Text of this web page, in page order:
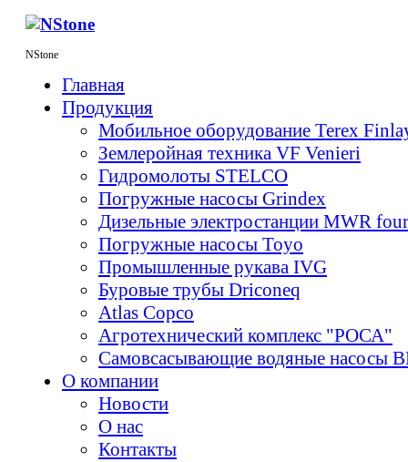
NStone
Главная
Продукция
Мобильное оборудование Terex
Землеройная техника VF Venieri
Гидромолоты STELCO
Погружные насосы Grindex
Дизельные электростанции MWR
Погружные насосы Toyo
Промышленные рукава IVG
Буровые трубы Driconeq
Atlas Copco
Агротехнический комплекс "РОСА"
Самовсасывающие водяные насосы
О компании
Новости
О нас
Контакты